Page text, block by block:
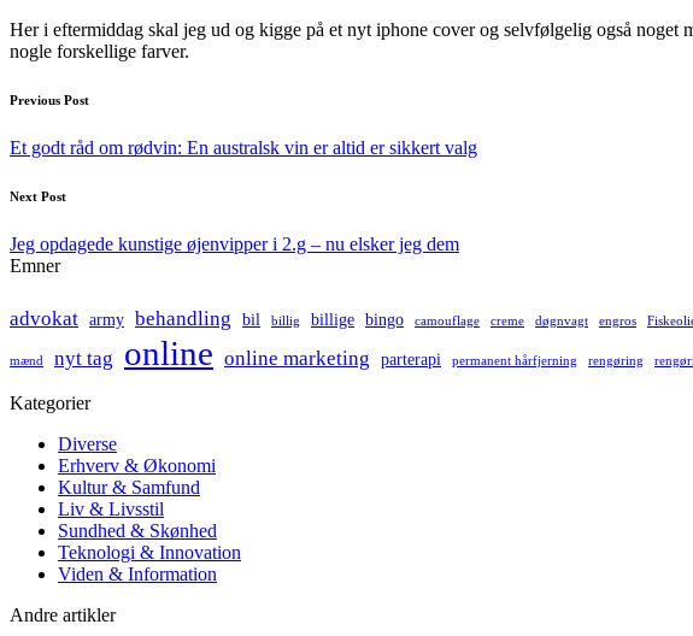
Her i eftermiddag skal jeg ud og kigge på et nyt iphone cover og selvfølgelig også
nogle forskellige farver.
Post
navigation
Previous Post
Et godt råd om rødvin: En australsk vin er altid er sikkert valg
Next Post
Jeg opdagede kunstige øjenvipper i 2.g – nu elsker jeg dem
Emner
advokat army behandling bil billig billige bingo camouflage creme døgnvagt engros
mænd nyt tag online online marketing parterapi permanent hårfjerning rengøring
Kategorier
Diverse
Erhverv & Økonomi
Kultur & Samfund
Liv & Livsstil
Sundhed & Skønhed
Teknologi & Innovation
Viden & Information
Andre artikler